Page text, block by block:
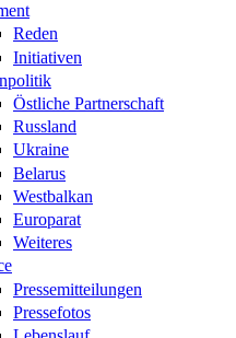
Reden
Initiativen
Östliche Partnerschaft
Russland
Ukraine
Belarus
Westbalkan
Europarat
Weiteres
Pressemitteilungen
Pressefotos